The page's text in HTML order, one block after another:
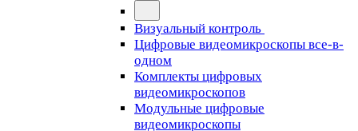
Визуальный контроль
Цифровые видеомикроскопы все-в-
одном
Комплекты цифровых
видеомикроскопов
Модульные цифровые
видеомикроскопы